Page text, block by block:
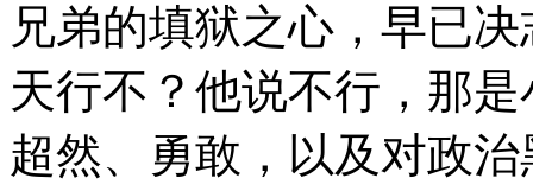
兄弟的填狱之心，早已
天行不？他说不行，那
超然、勇敢，以及对政